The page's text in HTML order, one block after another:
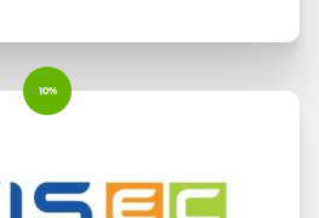
10%